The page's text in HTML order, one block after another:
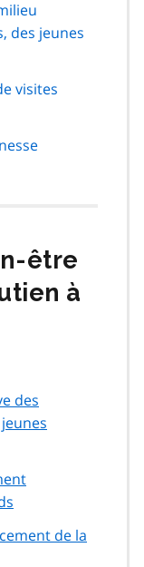
des jeunes
visites
être
à
des
de la